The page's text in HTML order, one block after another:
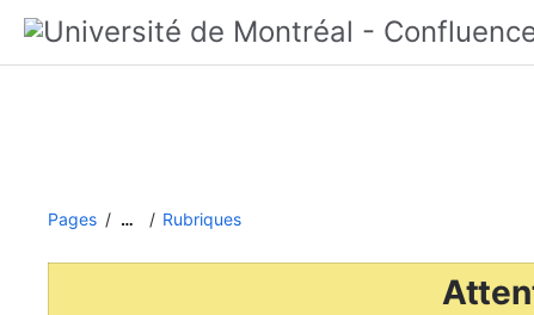
Pages … Rubriques